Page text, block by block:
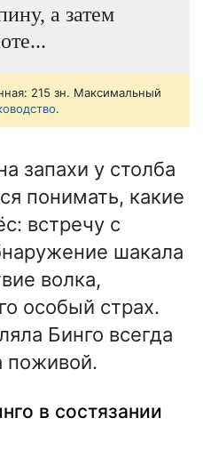
а затем
215 зн. Максимальный
.
запахи у столба
понимать, какие
встречу с
шакала
волка,
особый страх.
Бинго всегда
поживой.
в состязании